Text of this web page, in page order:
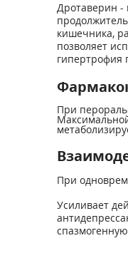
Дротаверин -
кишечника,
позволяет
гипертрофия
При
При
Усиливает